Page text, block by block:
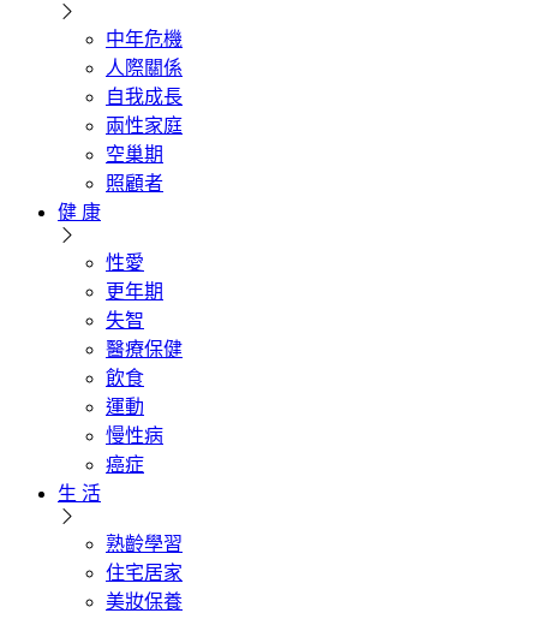
中年危機
人際關係
自我成長
兩性家庭
空巢期
照顧者
健 康
性愛
更年期
失智
醫療保健
飲食
運動
慢性病
癌症
生 活
熟齡學習
住宅居家
美妝保養